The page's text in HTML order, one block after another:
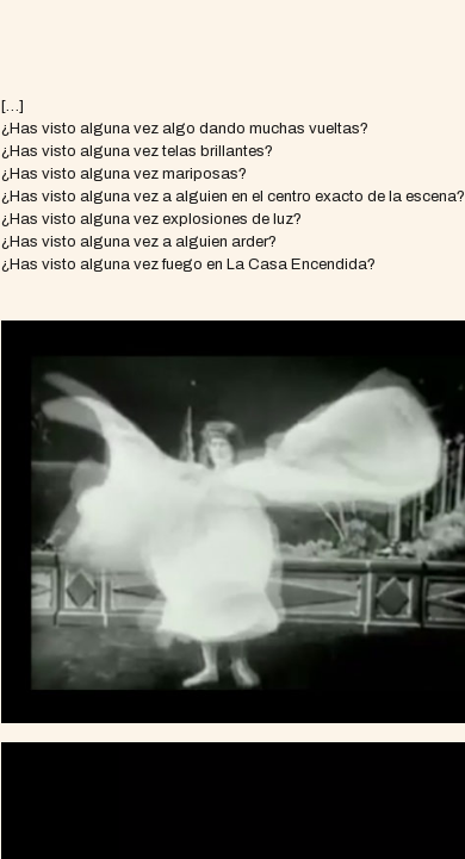
[…]
¿Has visto alguna vez algo dando muchas vueltas?
¿Has visto alguna vez telas brillantes?
¿Has visto alguna vez mariposas?
¿Has visto alguna vez a alguien en el centro exacto de la escena?
¿Has visto alguna vez explosiones de luz?
¿Has visto alguna vez a alguien arder?
¿Has visto alguna vez fuego en La Casa Encendida?